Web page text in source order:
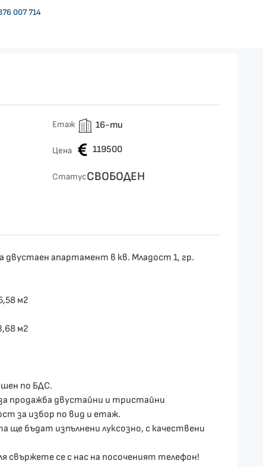
007 714
Етаж 16-ти
Цена 119500
СтатусСВОБОДЕН
двустаен апартамент в кв. Младост 1, гр.
м2
м2
по БДС.
продажба двустайни и тристайни
за избор по вид и етаж.
ще бъдат изпълнени луксозно, с качествени
свържете се с нас на посоченият телефон!